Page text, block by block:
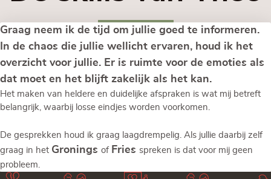
Graag neem ik de tijd om jullie goed te informeren.
In de chaos die jullie wellicht ervaren, houd ik het
overzicht voor jullie. Er is ruimte voor de emoties als
dat moet en het blijft zakelijk als het kan.
Het maken van heldere en duidelijke afspraken is wat mij betreft
belangrijk, waarbij losse eindjes worden voorkomen.
De gesprekken houd ik graag laagdrempelig. Als jullie daarbij zelf
graag in het Gronings of Fries spreken is dat voor mij geen
probleem.